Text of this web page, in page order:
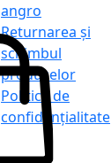
angro
Returnarea și
schimbul
produselor
Politica de
confidențialitate